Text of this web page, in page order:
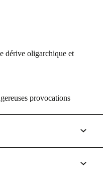
dérive oligarchique et
provocations